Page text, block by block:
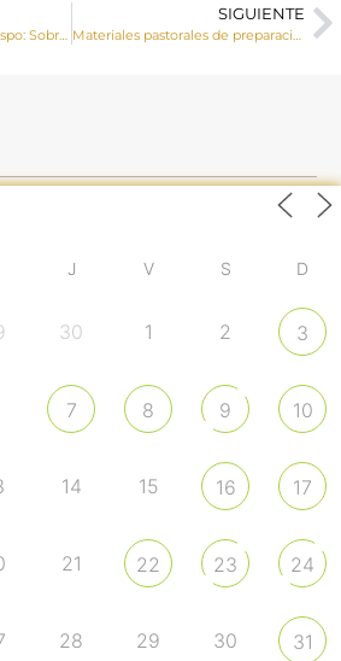
Carta semanal del Sr. Obispo: Sobre la paz y la guerra
SIGUIENTE
Materiales pastorales de preparación para la visita del Papa León XIV
J V S D
30 1 2 3
7 8 9 10
14 15 16 17
21 22 23 24
28 29 30 31